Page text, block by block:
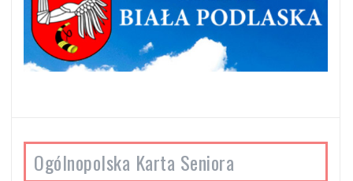
Ogólnopolska Karta Seniora